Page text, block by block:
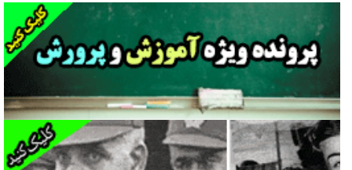
فریاد‌ها و ناله‌های دوستان مبارزدلم را آتش می‌زد
تغییر رویه دشمن در ترور از شیخ فضل‌الله تا مصباح یزدی
خرید قسطی اولش خنده و آخرش گریه است!
فوتبال و آن «بالا»!
راهبرد غافلگیری با نسل جدید پهپاد‌ها